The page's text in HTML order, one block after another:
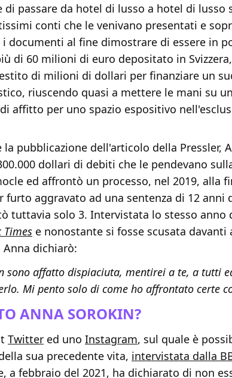
passare da hotel di lusso a hotel di lusso
conti che le venivano presentati e
documenti al fine dimostrare di essere in
di 60 milioni di euro depositato in
di milioni di dollari per finanziare un
riuscendo quasi a mettere le mani su un
affitto per uno spazio espositivo
la pubblicazione dell'articolo della Pressler,
dollari di debiti che le pendevano
ed affrontò un processo, nel 2019, alla
furto aggravato ad una sentenza di 12 anni
tuttavia solo 3. Intervistata lo stesso anno
Times e nonostante si fosse scusata davanti
dichiarò:
sono affatto dispiaciuta, mentirei a te, a tutti
Mi pento solo di come ho affrontato certe
ANNA SOROKIN?
Twitter ed uno Instagram, sul quale è
sua precedente vita, intervistata dalla
a febbraio del 2021, ha dichiarato di non